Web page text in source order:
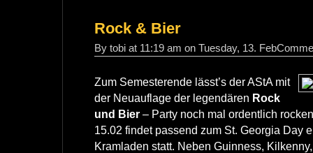
Rock & Bier
By tobi at 11:19 am on Tuesday, 13. Feb
Zum Semesterende lässt’s der AStA mit
der Neuauflage der legendären Rock
und Bier – Party noch mal ordentlich
15.02 findet passend zum St. Georgia Day
Kramladen statt. Neben Guinness,